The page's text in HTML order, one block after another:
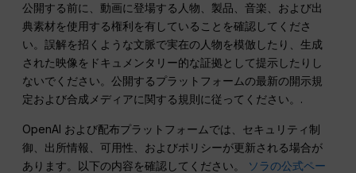
公開する前に、動画に登場する人物、製品、音楽、および出
典素材を使用する権利を有していることを確認してくださ
い。誤解を招くような文脈で実在の人物を模倣したり、生成
された映像をドキュメンタリー的な証拠として提示したりし
ないでください。公開するプラットフォームの最新の開示規
定および合成メディアに関する規則に従ってください。.
OpenAI および配布プラットフォームでは、セキュリティ制
御、出所情報、可用性、およびポリシーが更新される場合が
あります。以下の内容を確認してください。 ソラの公式ペー